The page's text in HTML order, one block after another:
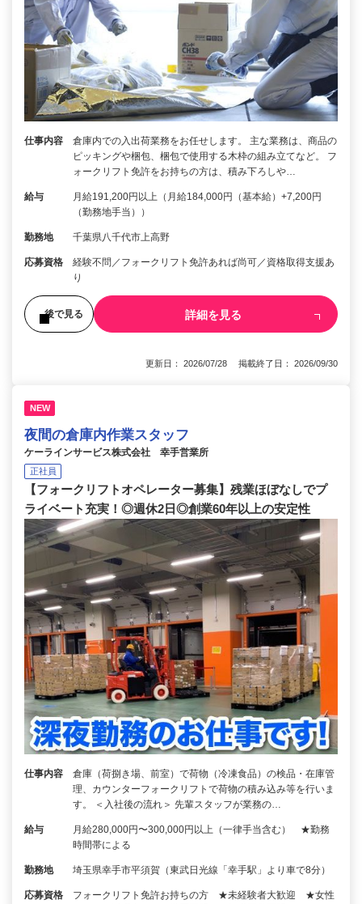
仕事内容
倉庫内での入出荷業務をお任せします。 主な業務は、商品の
ピッキングや梱包、梱包で使用する木枠の組み立てなど。 フ
ォークリフト免許をお持ちの方は、積み下ろしや…
給与
月給191,200円以上（月給184,000円（基本給）+7,200円
（勤務地手当））
勤務地 千葉県八千代市上高野
応募資格
経験不問／フォークリフト免許あれば尚可／資格取得支援あ
り
後で見る 詳細を見る
更新日： 2026/07/28 掲載終了日： 2026/09/30
NEW
夜間の倉庫内作業スタッフ
ケーラインサービス株式会社 幸手営業所
正社員
【フォークリフトオペレーター募集】残業ほぼなしでプ
ライベート充実！◎週休2日◎創業60年以上の安定性
仕事内容
倉庫（荷捌き場、前室）で荷物（冷凍食品）の検品・在庫管
理、カウンターフォークリフトで荷物の積み込み等を行いま
す。 ＜入社後の流れ＞ 先輩スタッフが業務の…
給与
月給280,000円〜300,000円以上（一律手当含む） ★勤務
時間帯による
勤務地 埼玉県幸手市平須賀（東武日光線「幸手駅」より車で8分）
応募資格
フォークリフト免許お持ちの方 ★未経験者大歓迎 ★女性